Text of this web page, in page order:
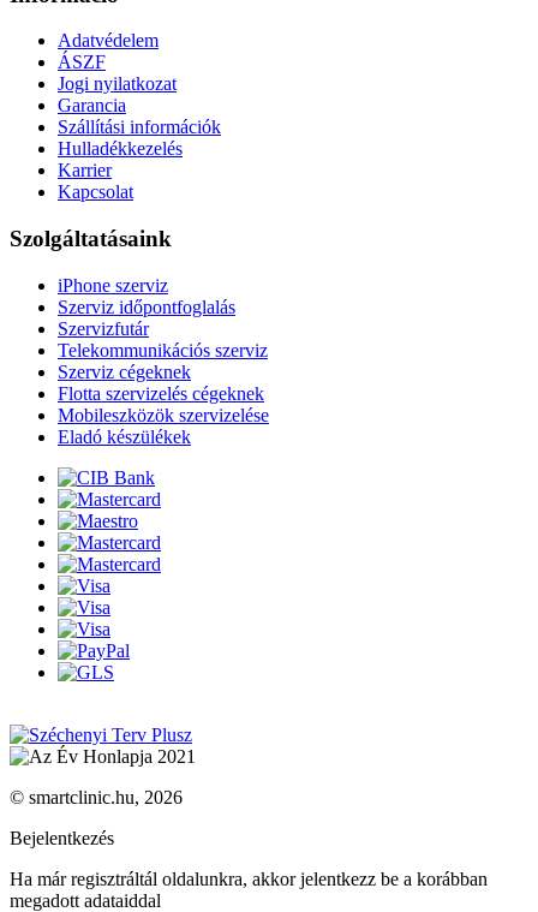
Adatvédelem
ÁSZF
Jogi nyilatkozat
Garancia
Szállítási információk
Hulladékkezelés
Karrier
Kapcsolat
Szolgáltatásaink
iPhone szerviz
Szerviz időpontfoglalás
Szervizfutár
Telekommunikációs szerviz
Szerviz cégeknek
Flotta szervizelés cégeknek
Mobileszközök szervizelése
Eladó készülékek
© smartclinic.hu, 2026
Bejelentkezés
Ha már regisztráltál oldalunkra, akkor jelentkezz be a korábban
megadott adataiddal